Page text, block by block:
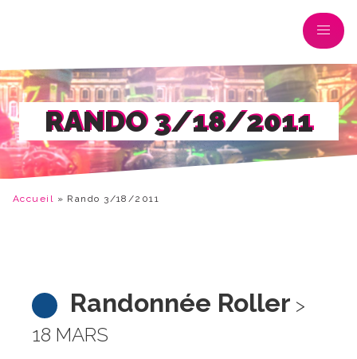
RANDO 3/18/2011
Accueil » Rando 3/18/2011
Randonnée Roller >
18 MARS